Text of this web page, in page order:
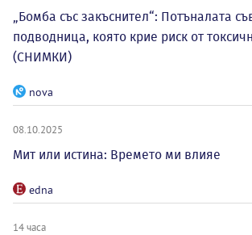
„Бомба със закъснител“: Потъналата
подводница, която крие риск от
(СНИМКИ)
nova
08.10.2025
Мит или истина: Времето ми влияе
edna
14 часа